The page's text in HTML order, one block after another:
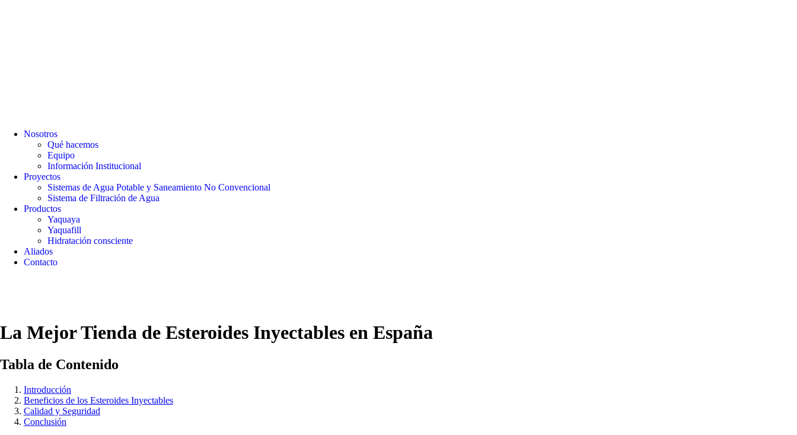
Nosotros
Qué hacemos
Equipo
Información Institucional
Proyectos
Sistemas de Agua Potable y Saneamiento No Convencional
Sistema de Filtración de Agua
Productos
Yaquaya
Yaquafill
Hidratación consciente
Aliados
Contacto
La Mejor Tienda de Esteroides Inyectables en España
Tabla de Contenido
Introducción
Beneficios de los Esteroides Inyectables
Calidad y Seguridad
Conclusión